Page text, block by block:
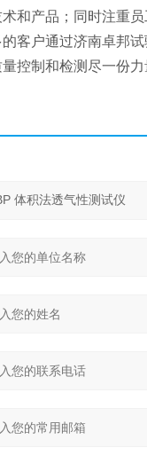
和产品；同时注重
客户通过济南卓邦
控制和检测尽一份力